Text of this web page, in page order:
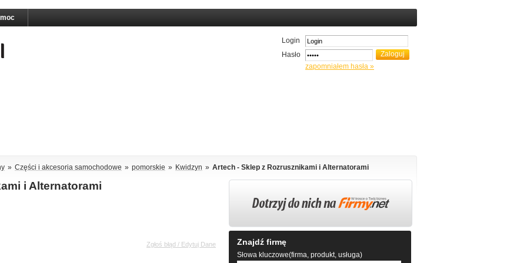
Login
Hasło
zapomniałem hasła »
» Części i akcesoria samochodowe » pomorskie » Kwidzyn » Artech - Sklep z Rozrusznikami i Alternatorami
i Alternatorami
Zgłoś błąd / Edytuj Dane Znajdź firmę
Słowa kluczowe(firma, produkt, usługa)